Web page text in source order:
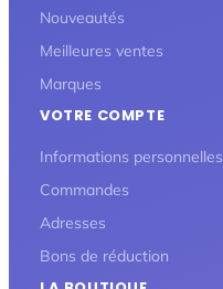
Nouveautés
Meilleures ventes
Marques
VOTRE COMPTE
Informations personnelles
Commandes
Adresses
Bons de réduction